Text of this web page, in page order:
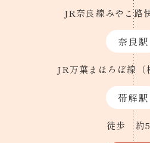
JR奈良線みやこ路
奈良駅
JR万葉まほろぼ線（
帯解駅
徒歩 約